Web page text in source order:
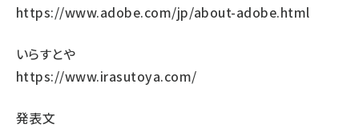
https://www.adobe.com/jp/about-adobe.html
いらすとや
https://www.irasutoya.com/
発表文